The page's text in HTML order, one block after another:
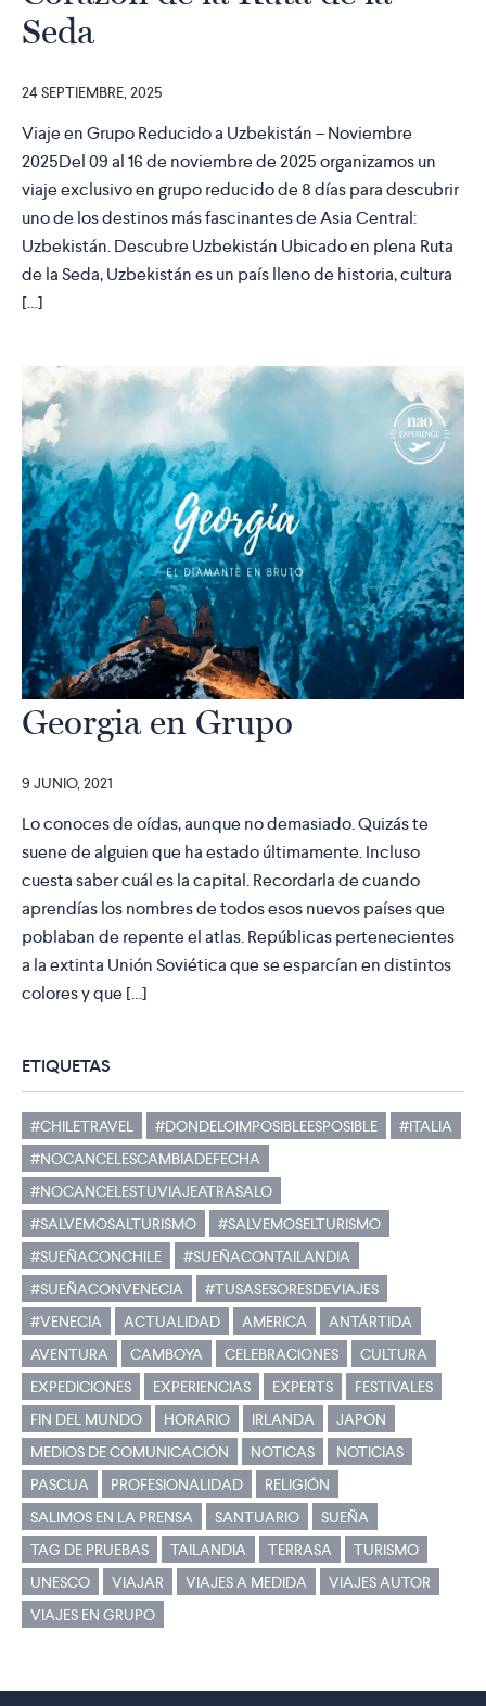
Seda
24 SEPTIEMBRE, 2025
Viaje en Grupo Reducido a Uzbekistán – Noviembre
2025Del 09 al 16 de noviembre de 2025 organizamos un
viaje exclusivo en grupo reducido de 8 días para descubrir
uno de los destinos más fascinantes de Asia Central:
Uzbekistán. Descubre Uzbekistán Ubicado en plena Ruta
de la Seda, Uzbekistán es un país lleno de historia, cultura
[…]
Georgia en Grupo
9 JUNIO, 2021
Lo conoces de oídas, aunque no demasiado. Quizás te
suene de alguien que ha estado últimamente. Incluso
cuesta saber cuál es la capital. Recordarla de cuando
aprendías los nombres de todos esos nuevos países que
poblaban de repente el atlas. Repúblicas pertenecientes
a la extinta Unión Soviética que se esparcían en distintos
colores y que […]
ETIQUETAS
#CHILETRAVEL #DONDELOIMPOSIBLEESPOSIBLE
#ITALIA
#NOCANCELESCAMBIADEFECHA
#NOCANCELESTUVIAJEATRASALO
#SALVEMOSALTURISMO
#SALVEMOSELTURISMO
#SUEÑACONCHILE
#SUEÑACONTAILANDIA
#SUEÑACONVENECIA
#TUSASESORESDEVIAJES
#VENECIA
ACTUALIDAD AMERICA
ANTÁRTIDA
AVENTURA
CAMBOYA CELEBRACIONES
CULTURA
EXPEDICIONES
EXPERIENCIAS EXPERTS
FESTIVALES
FIN DEL MUNDO
HORARIO IRLANDA
JAPON
MEDIOS DE COMUNICACIÓN
NOTICAS
NOTICIAS
PASCUA
PROFESIONALIDAD
RELIGIÓN
SALIMOS EN LA PRENSA
SANTUARIO
SUEÑA
TAG DE PRUEBAS
TAILANDIA TERRASA
TURISMO
UNESCO
VIAJAR VIAJES A MEDIDA
VIAJES AUTOR
VIAJES EN GRUPO